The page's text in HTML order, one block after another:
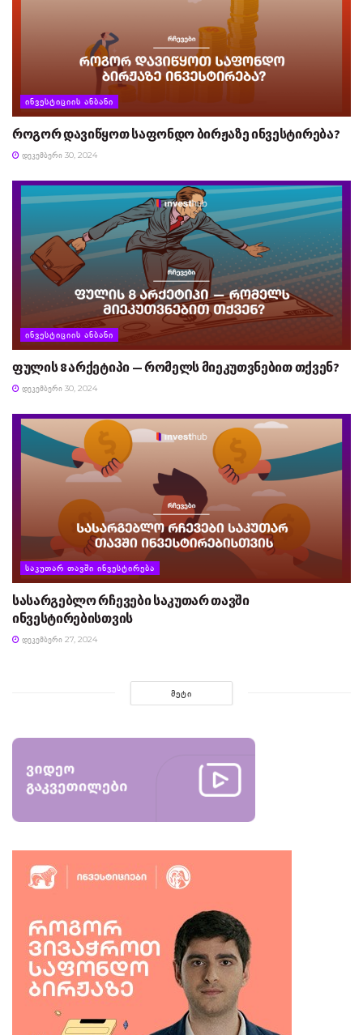
ᲘᲜᲕᲔᲡᲢᲘᲪᲘᲘᲡ ᲐᲜᲑᲐᲜᲘ
როგორ დავიწყოთ საფონდო ბირჟაზე ინვესტირება?
ᲓᲔᲙᲔᲛᲑᲔᲠᲘ 30, 2024
ᲘᲜᲕᲔᲡᲢᲘᲪᲘᲘᲡ ᲐᲜᲑᲐᲜᲘ
ფულის 8 არქეტიპი — რომელს მიეკუთვნებით თქვენ?
ᲓᲔᲙᲔᲛᲑᲔᲠᲘ 30, 2024
ᲡᲐᲙᲣᲗᲐᲠ ᲗᲐᲕᲨᲘ ᲘᲜᲕᲔᲡᲢᲘᲠᲔᲑᲐ
სასარგებლო რჩევები საკუთარ თავში
ინვესტირებისთვის
ᲓᲔᲙᲔᲛᲑᲔᲠᲘ 27, 2024
ᲛᲔᲢᲘ